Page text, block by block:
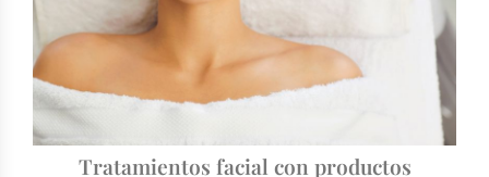
Tratamientos facial con productos